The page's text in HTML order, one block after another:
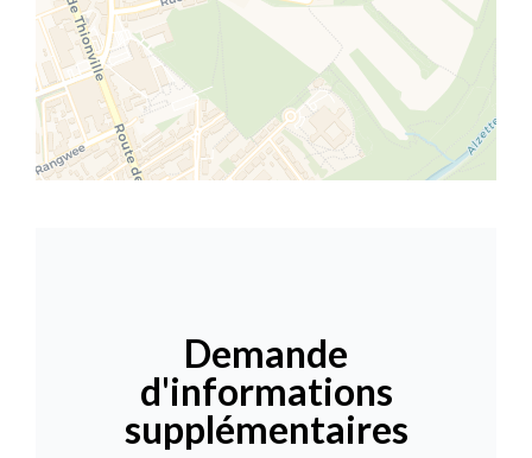
Demande
d'informations
supplémentaires